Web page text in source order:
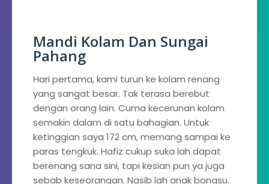
Mandi Kolam Dan Sungai
Pahang
Hari pertama, kami turun ke kolam renang
yang sangat besar. Tak terasa berebut
dengan orang lain. Cuma kecerunan kolam
semakin dalam di satu bahagian. Untuk
ketinggian saya 172 cm, memang sampai ke
paras tengkuk. Hafiz cukup suka lah dapat
berenang sana sini, tapi kesian pun ya juga
sebab keseorangan. Nasib lah anak bongsu.